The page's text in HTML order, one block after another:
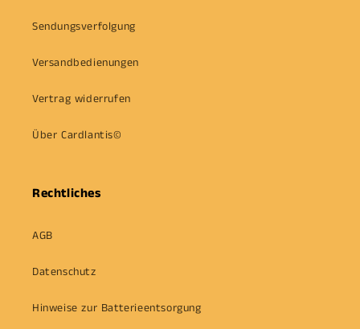
Sendungsverfolgung
Versandbedienungen
Vertrag widerrufen
Über Cardlantis©
Rechtliches
AGB
Datenschutz
Hinweise zur Batterieentsorgung